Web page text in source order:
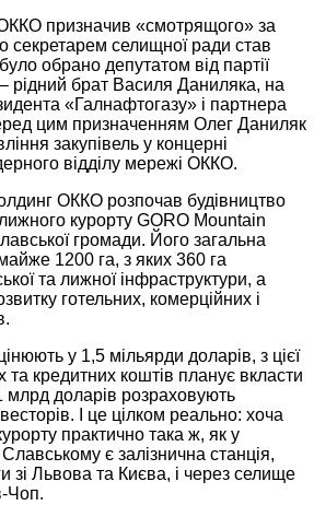
призначив «смотрящого» за
секретарем селищної ради став
обрано депутатом від партії
рідний брат Василя Даниляка, на
«Галнафтогазу» і партнера
цим призначенням Олег Даниляк
закупівель у концерні
відділу мережі ОККО.
ОККО розпочав будівництво
курорту GORO Mountain
громади. Його загальна
1200 га, з яких 360 га
та лижної інфраструктури, а
готельних, комерційних і
у 1,5 мільярди доларів, з цієї
кредитних коштів планує вкласти
млрд доларів розраховують
І це цілком реально: хоча
практично така ж, як у
є залізнична станція,
зі Львова та Києва, і через селище
Чоп.